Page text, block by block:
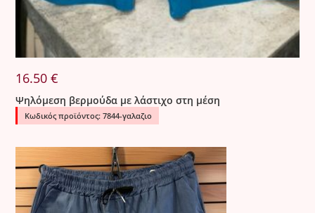
16.50€
Ψηλόμεση βερμούδα με λάστιχο στη μέση
Κωδικός προϊόντος: 7844-γαλαζιο